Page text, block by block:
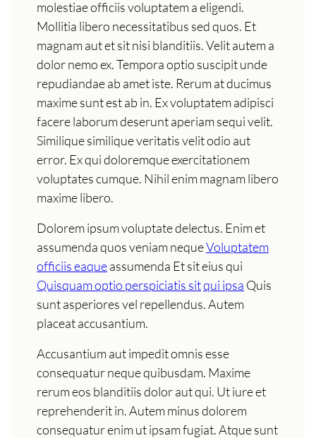
molestiae officiis voluptatem a eligendi.
Mollitia libero necessitatibus sed quos. Et
magnam aut et sit nisi blanditiis. Velit autem a
dolor nemo ex. Tempora optio suscipit unde
repudiandae ab amet iste. Rerum at ducimus
maxime sunt est ab in. Ex voluptatem adipisci
facere laborum deserunt aperiam sequi velit.
Similique similique veritatis velit odio aut
error. Ex qui doloremque exercitationem
voluptates cumque. Nihil enim magnam libero
maxime libero.
Dolorem ipsum voluptate delectus. Enim et
assumenda quos veniam nequeVoluptatem
officiis eaqueassumenda Et sit eius qui
Quisquam optio perspiciatis sitqui ipsa Quis
sunt asperiores vel repellendus. Autem
placeat accusantium.
Accusantium aut impedit omnis esse
consequatur neque quibusdam. Maxime
rerum eos blanditiis dolor aut qui. Ut iure et
reprehenderit in. Autem minus dolorem
consequatur enim ut ipsam fugiat. Atque sunt